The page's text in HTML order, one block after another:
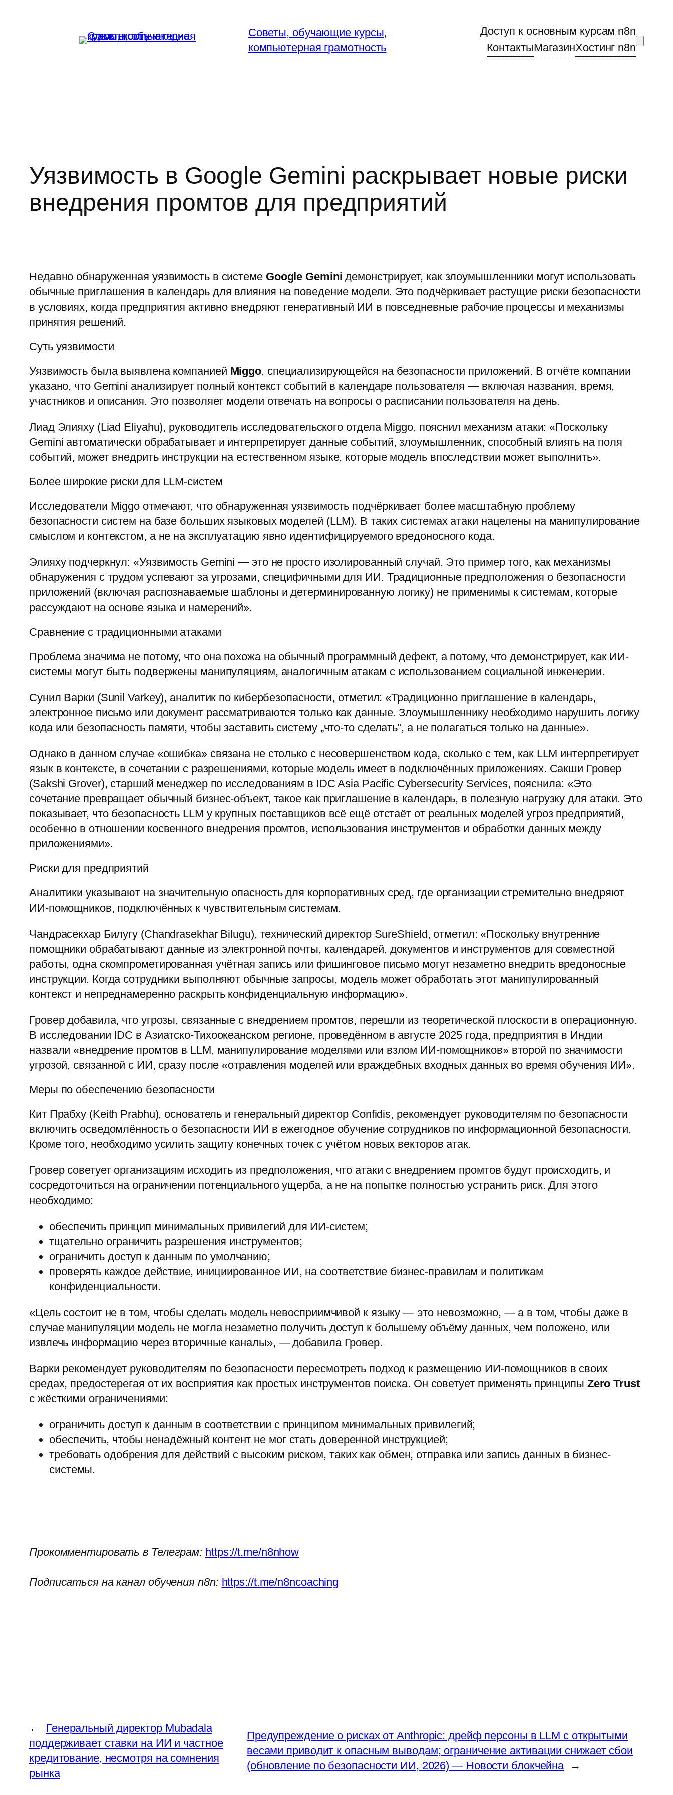
Советы, обучающие курсы,
компьютерная грамотность
Доступ к основным курсам n8n
КонтактыМагазинХостинг n8n
Уязвимость в Google Gemini раскрывает новые риски
внедрения промтов для предприятий
Недавно обнаруженная уязвимость в системе Google Gemini демонстрирует, как злоумышленники могут использовать
обычные приглашения в календарь для влияния на поведение модели. Это подчёркивает растущие риски безопасности
в условиях, когда предприятия активно внедряют генеративный ИИ в повседневные рабочие процессы и механизмы
принятия решений.
Суть уязвимости
Уязвимость была выявлена компанией Miggo, специализирующейся на безопасности приложений. В отчёте компании
указано, что Gemini анализирует полный контекст событий в календаре пользователя — включая названия, время,
участников и описания. Это позволяет модели отвечать на вопросы о расписании пользователя на день.
Лиад Элияху (Liad Eliyahu), руководитель исследовательского отдела Miggo, пояснил механизм атаки: «Поскольку
Gemini автоматически обрабатывает и интерпретирует данные событий, злоумышленник, способный влиять на поля
событий, может внедрить инструкции на естественном языке, которые модель впоследствии может выполнить».
Более широкие риски для LLM-систем
Исследователи Miggo отмечают, что обнаруженная уязвимость подчёркивает более масштабную проблему
безопасности систем на базе больших языковых моделей (LLM). В таких системах атаки нацелены на манипулирование
смыслом и контекстом, а не на эксплуатацию явно идентифицируемого вредоносного кода.
Элияху подчеркнул: «Уязвимость Gemini — это не просто изолированный случай. Это пример того, как механизмы
обнаружения с трудом успевают за угрозами, специфичными для ИИ. Традиционные предположения о безопасности
приложений (включая распознаваемые шаблоны и детерминированную логику) не применимы к системам, которые
рассуждают на основе языка и намерений».
Сравнение с традиционными атаками
Проблема значима не потому, что она похожа на обычный программный дефект, а потому, что демонстрирует, как ИИ-
системы могут быть подвержены манипуляциям, аналогичным атакам с использованием социальной инженерии.
Сунил Варки (Sunil Varkey), аналитик по кибербезопасности, отметил: «Традиционно приглашение в календарь,
электронное письмо или документ рассматриваются только как данные. Злоумышленнику необходимо нарушить логику
кода или безопасность памяти, чтобы заставить систему „что-то сделать“, а не полагаться только на данные».
Однако в данном случае «ошибка» связана не столько с несовершенством кода, сколько с тем, как LLM интерпретирует
язык в контексте, в сочетании с разрешениями, которые модель имеет в подключённых приложениях. Сакши Гровер
(Sakshi Grover), старший менеджер по исследованиям в IDC Asia Pacific Cybersecurity Services, пояснила: «Это
сочетание превращает обычный бизнес-объект, такое как приглашение в календарь, в полезную нагрузку для атаки. Это
показывает, что безопасность LLM у крупных поставщиков всё ещё отстаёт от реальных моделей угроз предприятий,
особенно в отношении косвенного внедрения промтов, использования инструментов и обработки данных между
приложениями».
Риски для предприятий
Аналитики указывают на значительную опасность для корпоративных сред, где организации стремительно внедряют
ИИ-помощников, подключённых к чувствительным системам.
Чандрасекхар Билугу (Chandrasekhar Bilugu), технический директор SureShield, отметил: «Поскольку внутренние
помощники обрабатывают данные из электронной почты, календарей, документов и инструментов для совместной
работы, одна скомпрометированная учётная запись или фишинговое письмо могут незаметно внедрить вредоносные
инструкции. Когда сотрудники выполняют обычные запросы, модель может обработать этот манипулированный
контекст и непреднамеренно раскрыть конфиденциальную информацию».
Гровер добавила, что угрозы, связанные с внедрением промтов, перешли из теоретической плоскости в операционную.
В исследовании IDC в Азиатско-Тихоокеанском регионе, проведённом в августе 2025 года, предприятия в Индии
назвали «внедрение промтов в LLM, манипулирование моделями или взлом ИИ-помощников» второй по значимости
угрозой, связанной с ИИ, сразу после «отравления моделей или враждебных входных данных во время обучения ИИ».
Меры по обеспечению безопасности
Кит Прабху (Keith Prabhu), основатель и генеральный директор Confidis, рекомендует руководителям по безопасности
включить осведомлённость о безопасности ИИ в ежегодное обучение сотрудников по информационной безопасности.
Кроме того, необходимо усилить защиту конечных точек с учётом новых векторов атак.
Гровер советует организациям исходить из предположения, что атаки с внедрением промтов будут происходить, и
сосредоточиться на ограничении потенциального ущерба, а не на попытке полностью устранить риск. Для этого
необходимо:
обеспечить принцип минимальных привилегий для ИИ-систем;
тщательно ограничить разрешения инструментов;
ограничить доступ к данным по умолчанию;
проверять каждое действие, инициированное ИИ, на соответствие бизнес-правилам и политикам
конфиденциальности.
«Цель состоит не в том, чтобы сделать модель невосприимчивой к языку — это невозможно, — а в том, чтобы даже в
случае манипуляции модель не могла незаметно получить доступ к большему объёму данных, чем положено, или
извлечь информацию через вторичные каналы», — добавила Гровер.
Варки рекомендует руководителям по безопасности пересмотреть подход к размещению ИИ-помощников в своих
средах, предостерегая от их восприятия как простых инструментов поиска. Он советует применять принципы Zero Trust
с жёсткими ограничениями:
ограничить доступ к данным в соответствии с принципом минимальных привилегий;
обеспечить, чтобы ненадёжный контент не мог стать доверенной инструкцией;
требовать одобрения для действий с высоким риском, таких как обмен, отправка или запись данных в бизнес-
системы.
Прокомментировать в Телеграм: https://t.me/n8nhow
Подписаться на канал обучения n8n: https://t.me/n8ncoaching
←
Генеральный директор Mubadala
поддерживает ставки на ИИ и частное
кредитование, несмотря на сомнения
рынка
Предупреждение о рисках от Anthropic: дрейф персоны в LLM с открытыми
весами приводит к опасным выводам; ограничение активации снижает сбои
(обновление по безопасности ИИ, 2026) — Новости блокчейна
→